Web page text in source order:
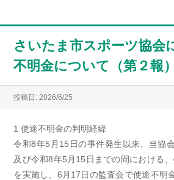
さいたま市スポーツ協会
不明金について（第２報）
投稿日: 2026/6/25
1 使途不明金の判明経緯
令和8年5月15日の事件発生以来、当協
及び令和8年5月15日までの間における
を実施し、6月17日の監査会で使途不明